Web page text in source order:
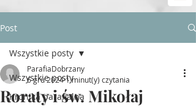
Post
Wszystkie posty
Kronika parafialna
Wszystkie posty
Roraty i św. Mikołaj
ParafiaDobrzany
6 gru 2024 1 minut(y) czytania